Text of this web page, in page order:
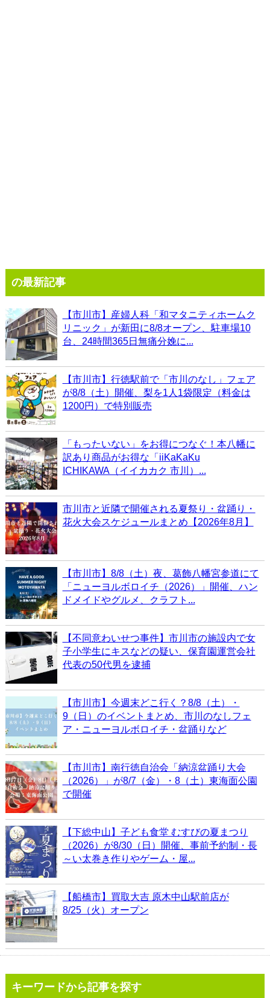
の最新記事
【市川市】産婦人科「和マタニティホームク
リニック」が新田に8/8オープン、駐車場10
台、24時間365日無痛分娩に...
【市川市】行徳駅前で「市川のなし」フェア
が8/8（土）開催、梨を1人1袋限定（料金は
1200円）で特別販売
「もったいない」をお得につなぐ！本八幡に
訳あり商品がお得な「iiKaKaKu
ICHIKAWA（イイカカク 市川）...
市川市と近隣で開催される夏祭り・盆踊り・
花火大会スケジュールまとめ【2026年8月】
【市川市】8/8（土）夜、葛飾八幡宮参道にて
「ニューヨルボロイチ（2026）」開催、ハン
ドメイドやグルメ、クラフト...
【不同意わいせつ事件】市川市の施設内で女
子小学生にキスなどの疑い、保育園運営会社
代表の50代男を逮捕
【市川市】今週末どこ行く？8/8（土）・
9（日）のイベントまとめ、市川のなしフェ
ア・ニューヨルボロイチ・盆踊りなど
【市川市】南行徳自治会「納涼盆踊り大会
（2026）」が8/7（金）・8（土）東海面公園
で開催
【下総中山】子ども食堂 むすびの夏まつり
（2026）が8/30（日）開催、事前予約制・長
～い太巻き作りやゲーム・屋...
【船橋市】買取大吉 原木中山駅前店が
8/25（火）オープン
キーワードから記事を探す